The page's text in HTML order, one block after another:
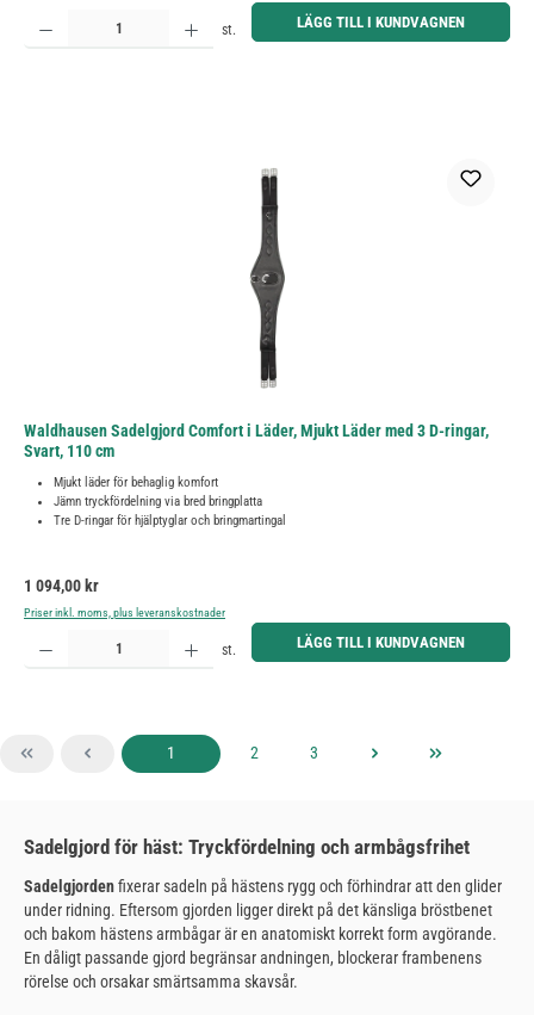
Produktkvantitet: Ange önskat belopp eller använd knapparna för att öka eller minska kvantiteten.
st. LÄGG TILL I KUNDVAGNEN
Waldhausen Sadelgjord Comfort i Läder, Mjukt Läder med 3 D-ringar,
Svart, 110 cm
Mjukt läder för behaglig komfort
Jämn tryckfördelning via bred bringplatta
Tre D-ringar för hjälptyglar och bringmartingal
Ordinarie pris:
1 094,00 kr
Priser inkl. moms, plus leveranskostnader
Produktkvantitet: Ange önskat belopp eller använd knapparna för att öka eller minska kvantiteten.
st. LÄGG TILL I KUNDVAGNEN
Sida
1 Sida
2 Sida
3
Sadelgjord för häst: Tryckfördelning och armbågsfrihet
Sadelgjordenfixerar sadeln på hästens rygg och förhindrar att den glider
under ridning. Eftersom gjorden ligger direkt på det känsliga bröstbenet
och bakom hästens armbågar är en anatomiskt korrekt form avgörande.
En dåligt passande gjord begränsar andningen, blockerar frambenens
rörelse och orsakar smärtsamma skavsår.